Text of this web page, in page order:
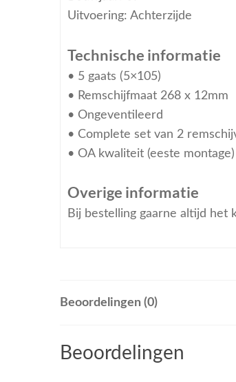
Uitvoering: Achterzijde
Technische informatie
• 5 gaats (5×105)
• Remschijfmaat 268 x 12mm
• Ongeventileerd
• Complete set van 2
• OA kwaliteit (eeste montage)
Overige informatie
Bij bestelling gaarne altijd het
Beoordelingen (0)
Beoordelingen